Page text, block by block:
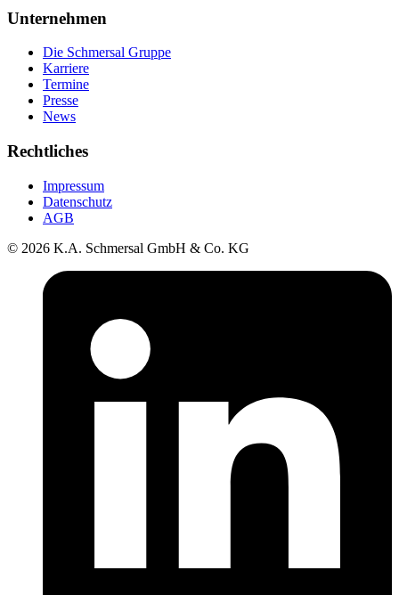
Unternehmen
Die Schmersal Gruppe
Karriere
Termine
Presse
News
Rechtliches
Impressum
Datenschutz
AGB
© 2026 K.A. Schmersal GmbH & Co. KG